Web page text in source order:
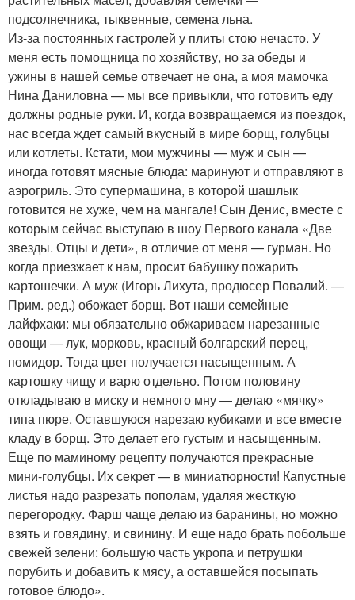
подсолнечника, тыквенные, семена льна.
Из-за постоянных гастролей у плиты стою нечасто. У
меня есть помощница по хозяйству, но за обеды и
ужины в нашей семье отвечает не она, а моя мамочка
Нина Даниловна — мы все привыкли, что готовить еду
должны родные руки. И, когда возвращаемся из поездок,
нас всегда ждет самый вкусный в мире борщ, голубцы
или котлеты. Кстати, мои мужчины — муж и сын —
иногда готовят мясные блюда: маринуют и отправляют в
аэрогриль. Это супермашина, в которой шашлык
готовится не хуже, чем на мангале! Сын Денис, вместе с
которым сейчас выступаю в шоу Первого канала «Две
звезды. Отцы и дети», в отличие от меня — гурман. Но
когда приезжает к нам, просит бабушку пожарить
картошечки. А муж (Игорь Лихута, продюсер Повалий. —
Прим. ред.) обожает борщ. Вот наши семейные
лайфхаки: мы обязательно обжариваем нарезанные
овощи — лук, морковь, красный болгарский перец,
помидор. Тогда цвет получается насыщенным. А
картошку чищу и варю отдельно. Потом половину
откладываю в миску и немного мну — делаю «мячку»
типа пюре. Оставшуюся нарезаю кубиками и все вместе
кладу в борщ. Это делает его густым и насыщенным.
Еще по маминому рецепту получаются прекрасные
мини-голубцы. Их секрет — в миниатюрности! Капустные
листья надо разрезать пополам, удаляя жесткую
перегородку. Фарш чаще делаю из баранины, но можно
взять и говядину, и свинину. И еще надо брать побольше
свежей зелени: большую часть укропа и петрушки
порубить и добавить к мясу, а оставшейся посыпать
готовое блюдо».